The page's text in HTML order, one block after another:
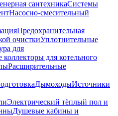
сантехникаСистемы
Насосно-смесительный
Предохранительная
очисткиУплотнительные
для
коллекторы для котельного
Расширительные
ДымоходыИсточники
Электрический тёплый пол и
Душевые кабины и